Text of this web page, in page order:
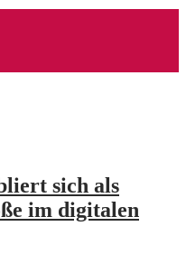
sich als
im digitalen